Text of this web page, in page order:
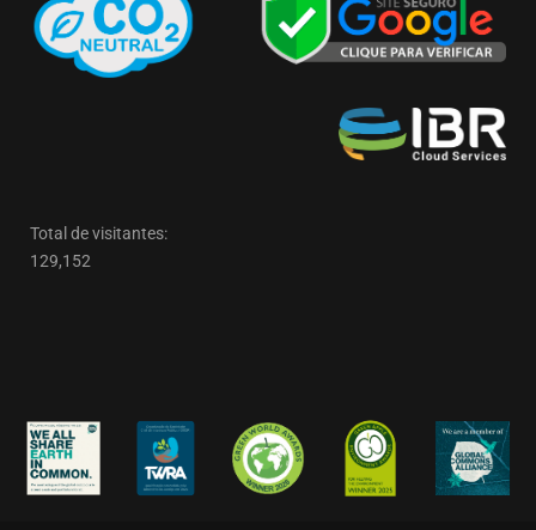
Total de visitantes:
129,152